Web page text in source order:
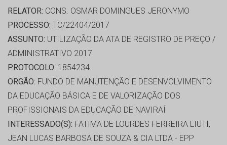
RELATOR: CONS. OSMAR DOMINGUES JERONYMO
PROCESSO: TC/22404/2017
ASSUNTO: UTILIZAÇÃO DA ATA DE REGISTRO DE PREÇO /
ADMINISTRATIVO 2017
PROTOCOLO: 1854234
ORGÃO: FUNDO DE MANUTENÇÃO E DESENVOLVIMENTO
DA EDUCAÇÃO BÁSICA E DE VALORIZAÇÃO DOS
PROFISSIONAIS DA EDUCAÇÃO DE NAVIRAÍ
INTERESSADO(S): FATIMA DE LOURDES FERREIRA LIUTI,
JEAN LUCAS BARBOSA DE SOUZA & CIA LTDA - EPP